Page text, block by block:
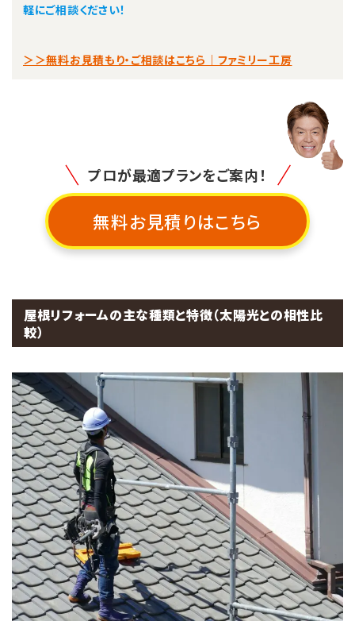
軽にご相談ください！
＞＞無料お見積もり・ご相談はこちら｜ファミリー工房
プロが最適プランをご案内！
無料お見積りはこちら
屋根リフォームの主な種類と特徴（太陽光との相性比
較）